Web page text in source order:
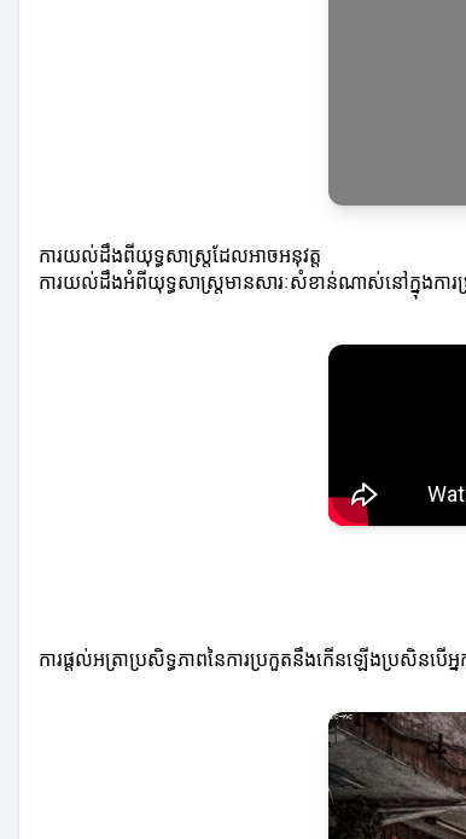
ការយល់ដឹងពីយុទ្ធសាស្ត្រដែលអាចអនុវត្ត
ការយល់ដឹងអំពីយុទ្ធសាស្ត្រមានសារៈសំខាន់ណាស់នៅក្នុងការ
ការផ្តល់អត្រាប្រសិទ្ធភាពនៃការប្រកួតនឹងកើនឡើងប្រសិនបើ